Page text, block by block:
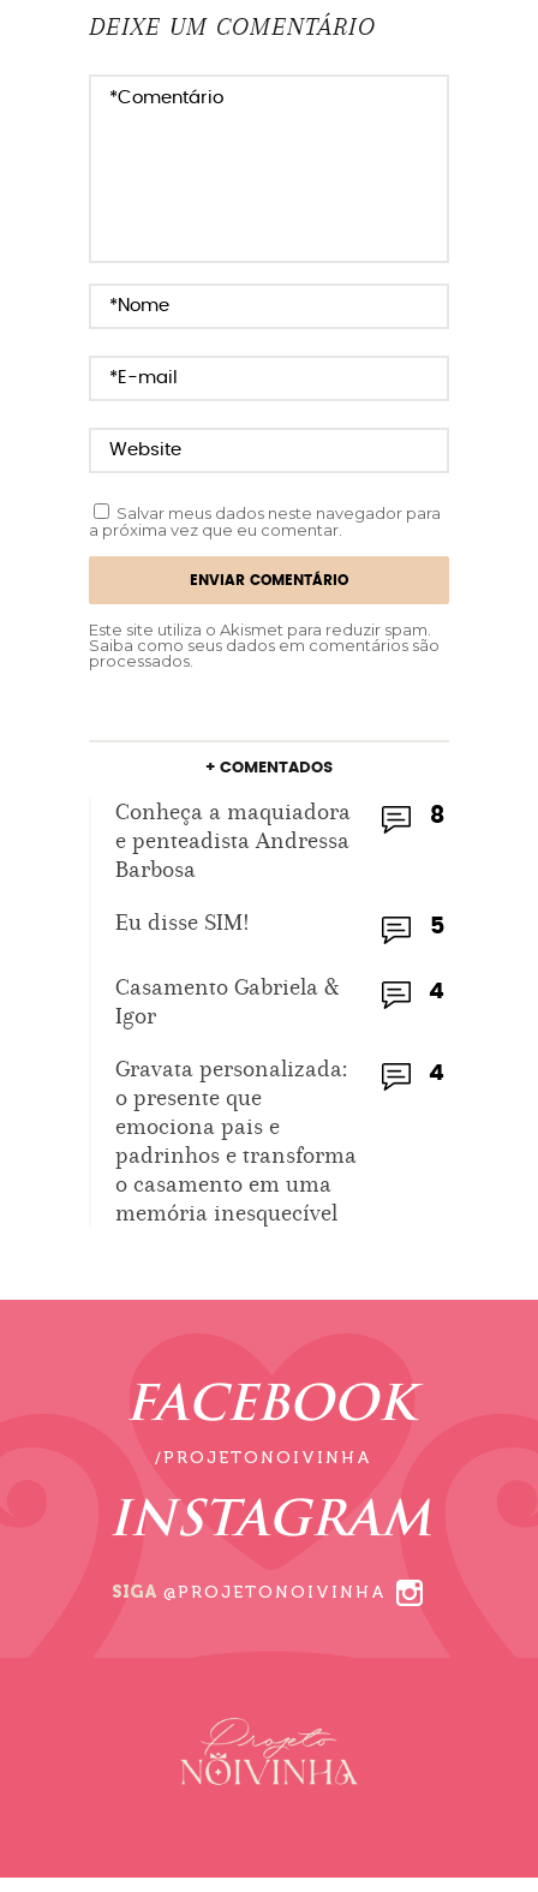
DEIXE UM COMENTÁRIO
Salvar meus dados neste navegador para
a próxima vez que eu comentar.
Este site utiliza o Akismet para reduzir spam.
Saiba como seus dados em comentários são
processados
+ COMENTADOS
8
Conheça a maquiadora
e penteadista Andressa
Barbosa
5
Eu disse SIM!
4
Casamento Gabriela &
Igor
4
Gravata personalizada:
o presente que
emociona pais e
padrinhos e transforma
o casamento em uma
memória inesquecível
FACEBOOK
/PROJETONOIVINHA
INSTAGRAM
SIGA @PROJETONOIVINHA